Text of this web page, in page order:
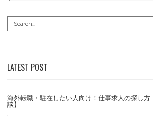
LATEST POST
海外転職・駐在したい人向け！仕事求人の探し方
談】